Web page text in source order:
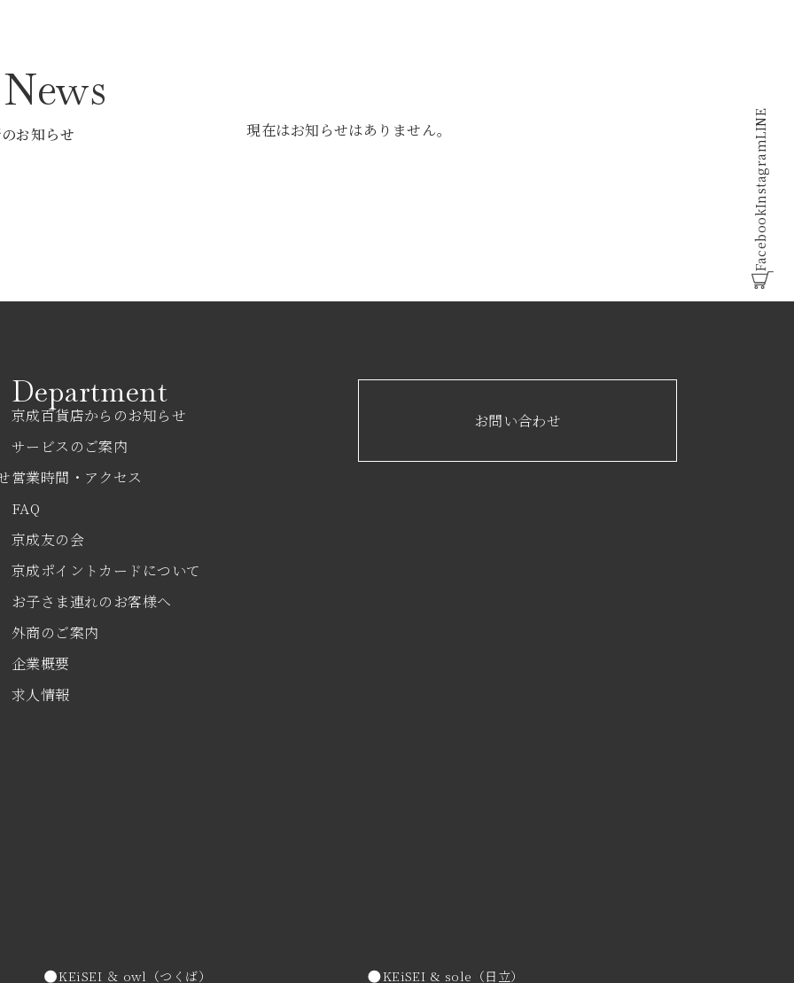
LINE
Instagram
Facebook
News
お知らせ 現在はお知らせはありません。
Department
京成百貨店からのお知らせ
サービスのご案内
営業時間・アクセス
FAQ
京成友の会
京成ポイントカードについて
お子さま連れのお客様へ
外商のご案内
企業概要
求人情報
お問い合わせ
KEiSEI ＆ owl（つくば） KEiSEI & sole（日立）